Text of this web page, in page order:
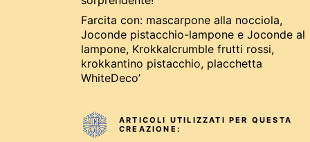
Farcita con: mascarpone alla nocciola,
Joconde pistacchio-lampone e Joconde al
lampone, Krokkalcrumble frutti rossi,
krokkantino pistacchio, placchetta
WhiteDeco’
ARTICOLI UTILIZZATI PER QUESTA
CREAZIONE: